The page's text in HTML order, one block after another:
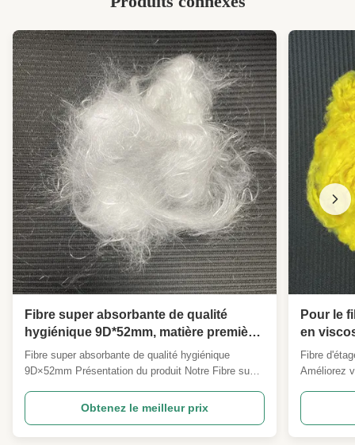
Fibre super absorbante de qualité
hygiénique 9D*52mm, matière première
à absorption de liquide efficace pour
l'industrie de l'hygiène, masque facial
Fibre super absorbante de qualité hygiénique
9D×52mm Présentation du produit Notre Fibre super
hydrophile fonctionnelle haute performance
développée professionnellement pour les produits
Obtenez le meilleur prix
Pour le
en
Fibre
Améliorez
le filage, le